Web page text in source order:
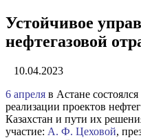
Устойчивое
нефтегазовой
10.04.2023
6 апреля в Астане
реализации проектов
Казахстан и пути их
участие: А. Ф. Цеховой,